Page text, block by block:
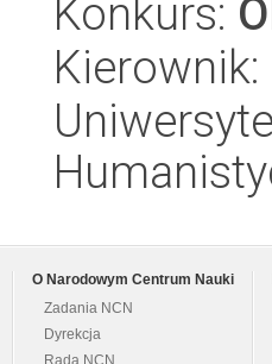
Konkurs:
O Narodowym Centrum Nauki
Zadania NCN
Dyrekcja
Rada NCN